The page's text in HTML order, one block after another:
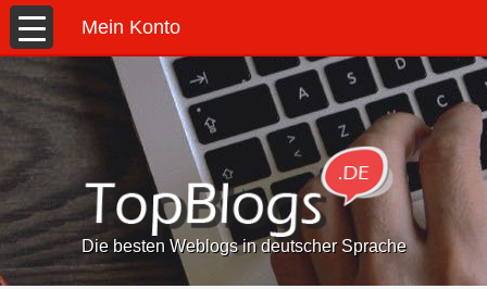
Mein Konto
Die besten Weblogs in deutscher Sprache